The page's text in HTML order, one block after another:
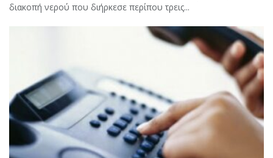
διακοπή νερού που διήρκεσε περίπου τρεις...